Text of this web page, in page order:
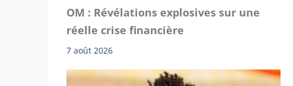
OM : Révélations explosives sur une
réelle crise financière
7 août 2026